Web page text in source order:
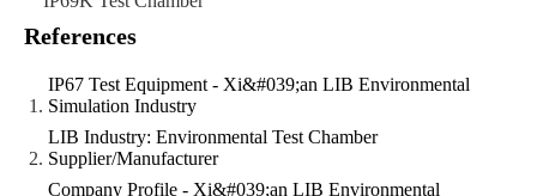
References
IP67 Test Equipment - Xi&#039;an LIB Environmental
Simulation Industry
LIB Industry: Environmental Test Chamber
Supplier/Manufacturer
Company Profile - Xi&#039;an LIB Environmental